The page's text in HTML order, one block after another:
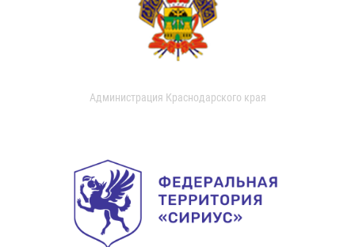
Администрация Краснодарского края